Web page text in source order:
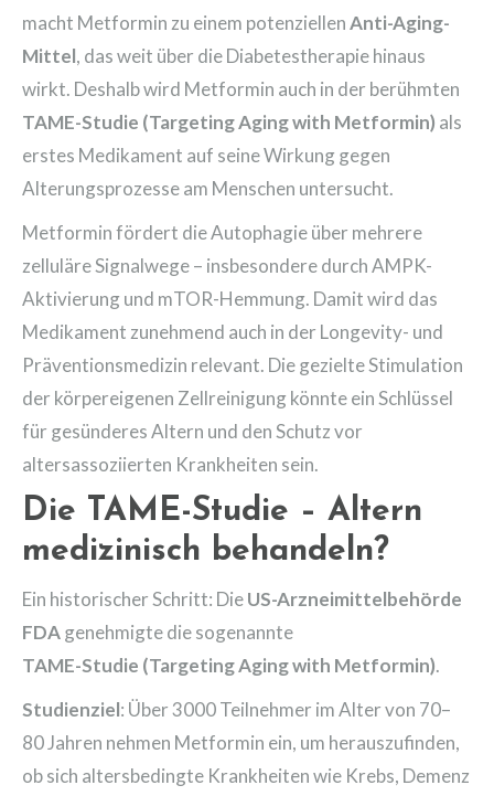
macht Metformin zu einem potenziellenAnti-Aging-
Mittel, das weit über die Diabetestherapie hinaus
wirkt. Deshalb wird Metformin auch in der berühmten
TAME-Studie (Targeting Aging with Metformin) als
erstes Medikament auf seine Wirkung gegen
Alterungsprozesse am Menschen untersucht.
Metformin fördert die Autophagie über mehrere
zelluläre Signalwege – insbesondere durch AMPK-
Aktivierung und mTOR-Hemmung. Damit wird das
Medikament zunehmend auch in der Longevity- und
Präventionsmedizin relevant. Die gezielte Stimulation
der körpereigenen Zellreinigung könnte ein Schlüssel
für gesünderes Altern und den Schutz vor
altersassoziierten Krankheiten sein.
Die TAME-Studie – Altern
medizinisch behandeln?
Ein historischer Schritt: DieUS-Arzneimittelbehörde
FDAgenehmigte die sogenannte
TAME-Studie (Targeting Aging with Metformin).
Studienziel: Über 3000 Teilnehmer im Alter von 70–
80 Jahren nehmen Metformin ein, um herauszufinden,
ob sich altersbedingte Krankheiten wie Krebs, Demenz